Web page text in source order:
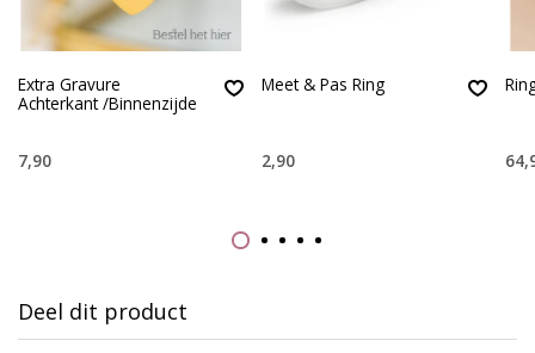
Extra Gravure
Achterkant /Binnenzijde
7,90
Meet & Pas Ring
2,90
Deel dit product